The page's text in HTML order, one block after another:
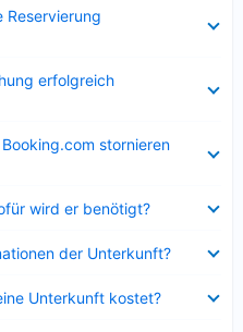
Reservierung
erfolgreich
stornieren
wird er benötigt?
der Unterkunft?
Unterkunft kostet?